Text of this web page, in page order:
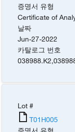
증명서 유형
Certificate of
날짜
Jun-27-2022
카탈로그 번호
038988.K2,
Lot #
T01H005
증명서 유형